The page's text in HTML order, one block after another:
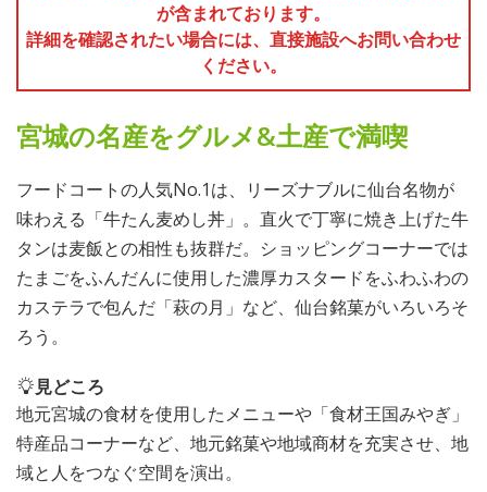
が含まれております。
詳細を確認されたい場合には、直接施設へお問い合わせ
ください。
宮城の名産をグルメ&土産で満喫
フードコートの人気No.1は、リーズナブルに仙台名物が
味わえる「牛たん麦めし丼」。直火で丁寧に焼き上げた牛
タンは麦飯との相性も抜群だ。ショッピングコーナーでは
たまごをふんだんに使用した濃厚カスタードをふわふわの
カステラで包んだ「萩の月」など、仙台銘菓がいろいろそ
ろう。
見どころ
地元宮城の食材を使用したメニューや「食材王国みやぎ」
特産品コーナーなど、地元銘菓や地域商材を充実させ、地
域と人をつなぐ空間を演出。